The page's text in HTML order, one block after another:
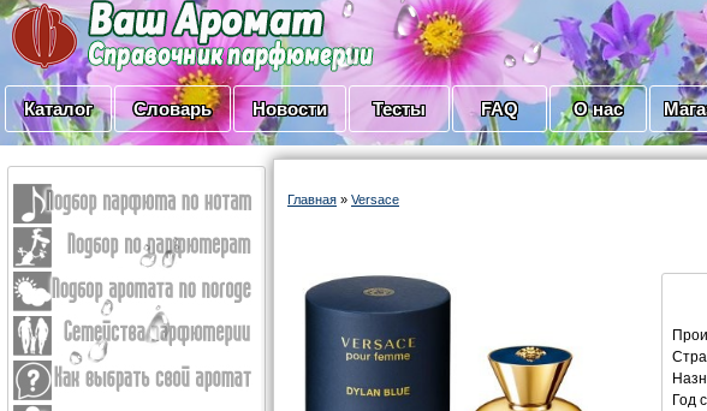
Каталог Словарь Новости Тесты FAQ О нас
Главная » Versace
Год